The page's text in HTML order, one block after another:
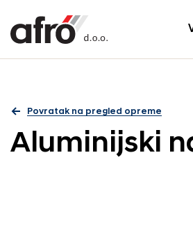
Povratak na pregled opreme
Aluminijski